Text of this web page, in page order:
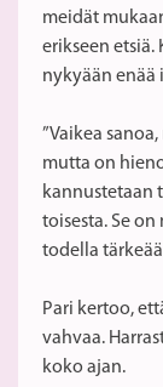
meidät
erikseen
nykyään enää
”Vaikea
mutta on
kannustetaan
toisesta. Se
todella
Pari kertoo,
vahvaa.
koko ajan.